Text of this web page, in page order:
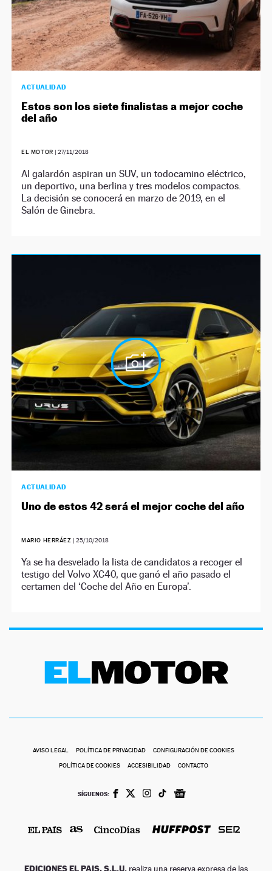
ACTUALIDAD
Estos son los siete finalistas a mejor coche
del año
EL MOTOR | 27/11/2018
Al galardón aspiran un SUV, un todocamino eléctrico,
un deportivo, una berlina y tres modelos compactos.
La decisión se conocerá en marzo de 2019, en el
Salón de Ginebra.
ACTUALIDAD
Uno de estos 42 será el mejor coche del año
MARIO HERRÁEZ | 25/10/2018
Ya se ha desvelado la lista de candidatos a recoger el
testigo del Volvo XC40, que ganó el año pasado el
certamen del ‘Coche del Año en Europa’.
AVISO LEGAL POLÍTICA DE PRIVACIDAD CONFIGURACIÓN DE COOKIES
POLÍTICA DE COOKIES ACCESIBILIDAD CONTACTO
SÍGUENOS:
EDICIONES EL PAIS, S.L.U. realiza una reserva expresa de las